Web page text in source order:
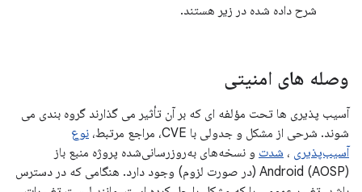
شرح داده شده در زیر هستند.
وصله های امنیتی
آسیب پذیری ها تحت مؤلفه ای که بر آن تأثیر می گذارند گروه بندی می
شوند. شرحی از مشکل و جدولی با CVE، مراجع مرتبط،
نوع
آسیب‌پذیری ، شدت و نسخه‌های به‌روزرسانی‌شده پروژه منبع باز
Android (AOSP) (در صورت لزوم) وجود دارد. هنگامی که در دسترس